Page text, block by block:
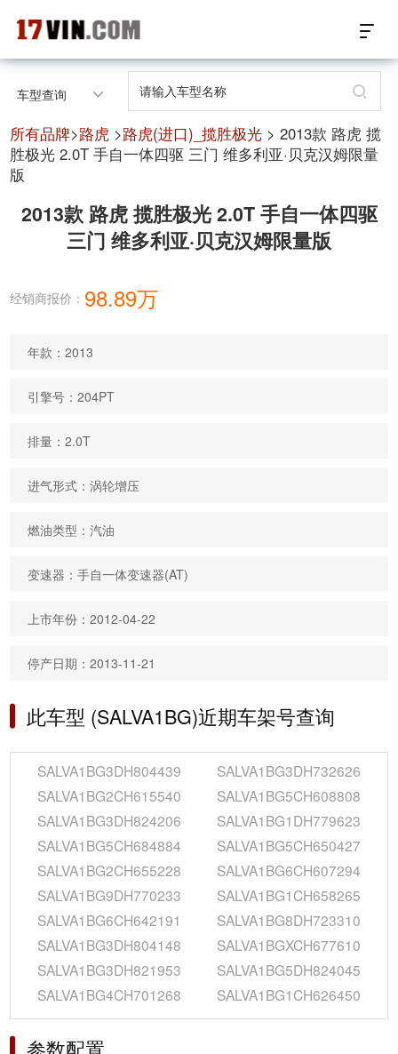
17VIN车架号查询首页
汽配数据开放接口
汽配产品车型适配
微信群智能客服
个性化私人定制
关于我们
车型查询
所有品牌>路虎 >路虎(进口)_揽胜极光 > 2013款 路虎 揽
胜极光 2.0T 手自一体四驱 三门 维多利亚·贝克汉姆限量
版
2013款 路虎 揽胜极光 2.0T 手自一体四驱
三门 维多利亚·贝克汉姆限量版
经销商报价： 98.89万
年款：2013
引擎号：204PT
排量：2.0T
进气形式：涡轮增压
燃油类型：汽油
变速器：手自一体变速器(AT)
上市年份：2012-04-22
停产日期：2013-11-21
此车型 (SALVA1BG)近期车架号查询
SALVA1BG3DH804439
SALVA1BG3DH732626
SALVA1BG2CH615540
SALVA1BG5CH608808
SALVA1BG3DH824206
SALVA1BG1DH779623
SALVA1BG5CH684884
SALVA1BG5CH650427
SALVA1BG2CH655228
SALVA1BG6CH607294
SALVA1BG9DH770233
SALVA1BG1CH658265
SALVA1BG6CH642191
SALVA1BG8DH723310
SALVA1BG3DH804148
SALVA1BGXCH677610
SALVA1BG3DH821953
SALVA1BG5DH824045
SALVA1BG4CH701268
SALVA1BG1CH626450
参数配置